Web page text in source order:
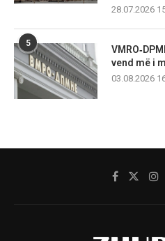
28.07.2026
5
vend më i
03.08.2026